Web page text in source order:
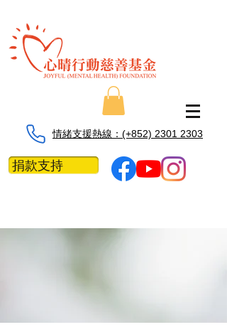
情緒支援熱線：​​(+852) 2301 2303
捐款支持